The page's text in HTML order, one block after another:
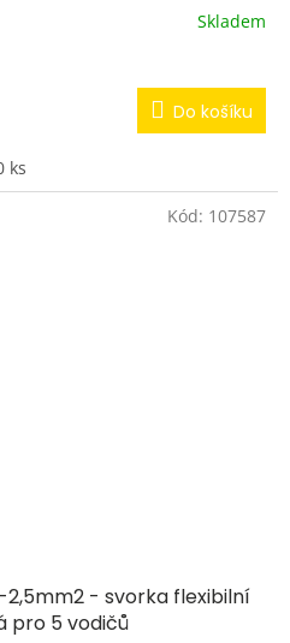
Skladem
Do košíku
ks
2,5mm2 - svorka flexibilní
pro 5 vodičů
Kód: 107587